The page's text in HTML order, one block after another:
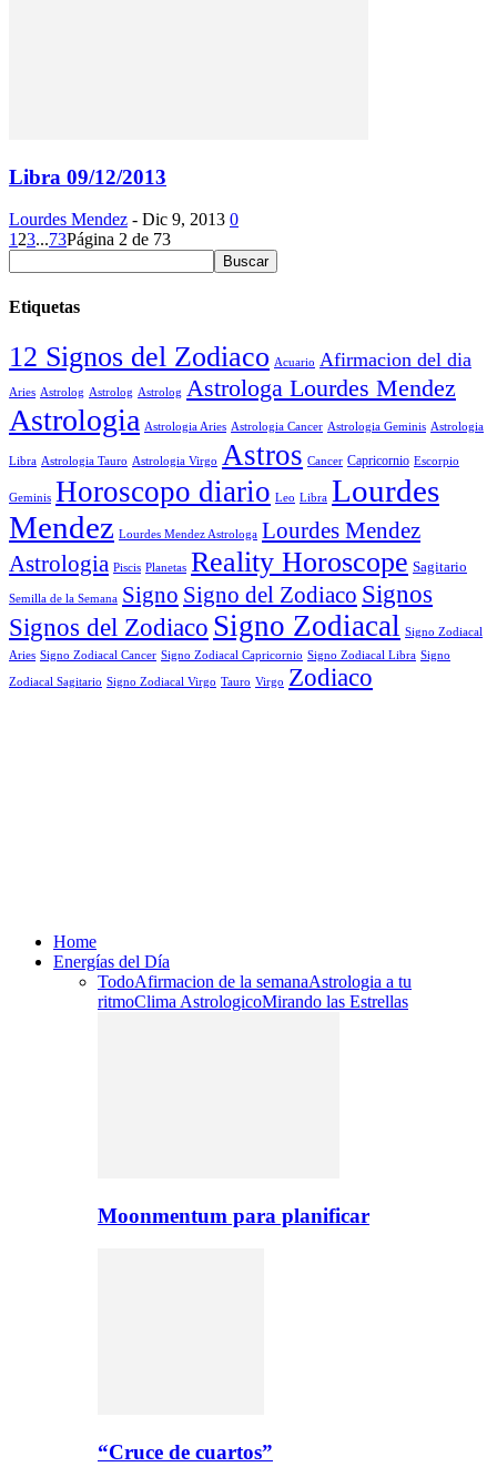
Libra 09/12/2013
Lourdes Mendez - Dic 9, 2013 0
1 23...73Página 2 de 73
Etiquetas
12 Signos del Zodiaco Acuario Afirmacion del dia
Aries Astrolog Astrolog Astrolog Astrologa Lourdes Mendez
Astrologia Astrologia Aries Astrologia Cancer Astrologia Geminis Astrologia
Libra Astrologia Tauro Astrologia Virgo Astros Cancer Capricornio Escorpio
Geminis Horoscopo diario Leo Libra Lourdes
Mendez Lourdes Mendez Astrologa Lourdes Mendez
Astrologia Piscis Planetas Reality Horoscope Sagitario
Semilla de la Semana Signo Signo del Zodiaco Signos
Signos del Zodiaco Signo Zodiacal Signo Zodiacal
Aries Signo Zodiacal Cancer Signo Zodiacal Capricornio Signo Zodiacal Libra Signo
Zodiacal Sagitario Signo Zodiacal Virgo Tauro Virgo Zodiaco
Home
Energías del Día
TodoAfirmacion de la semanaAstrologia a tu
ritmoClima AstrologicoMirando las Estrellas
Moonmentum para planificar
“Cruce de cuartos”